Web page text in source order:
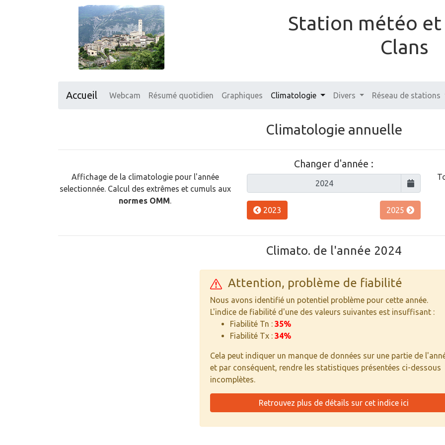
Station météo et
Clans
Accueil Webcam Résumé quotidien Graphiques Climatologie Divers Réseau de stations
Climatologie annuelle
Affichage de la climatologie pour l'année
selectionnée. Calcul des extrêmes et cumuls aux
normes OMM.
Changer d'année :
2023 2025
Climato. de l'année 2024
Attention, problème de fiabilité
Nous avons identifié un potentiel problème pour cette année.
L'indice de fiabilité d'une des valeurs suivantes est insuffisant :
Fiabilité Tn : 35%
Fiabilité Tx : 34%
Cela peut indiquer un manque de données sur une partie de
et par conséquent, rendre les statistiques présentées ci-dessous
incomplètes.
Retrouvez plus de détails sur cet indice ici